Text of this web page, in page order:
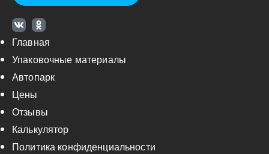
Главная
Упаковочные материалы
Автопарк
Цены
Отзывы
Калькулятор
Политика конфиденциальности